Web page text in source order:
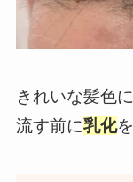
きれいな髪色
流す前に乳化